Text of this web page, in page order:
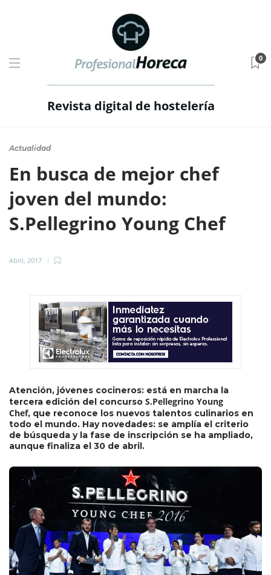
Revista digital de hostelería
0
Actualidad
En busca de mejor chef
joven del mundo:
S.Pellegrino Young Chef
Abril, 2017
Atención, jóvenes cocineros: está en marcha la
tercera edición del concurso S.Pellegrino Young
Chef, que reconoce los nuevos talentos culinarios en
todo el mundo. Hay novedades: se amplía el criterio
de búsqueda y la fase de inscripción se ha ampliado,
aunque finaliza el 30 de abril.